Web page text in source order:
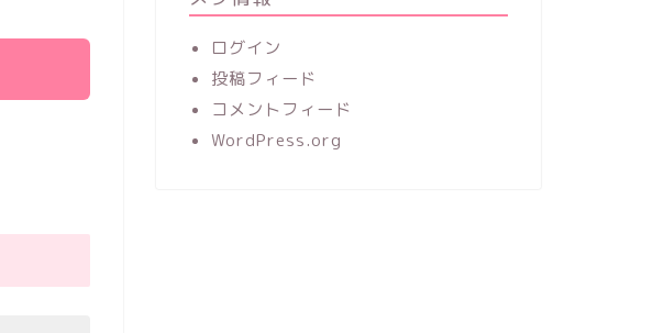
ログイン
投稿フィード
コメントフィード
WordPress.org